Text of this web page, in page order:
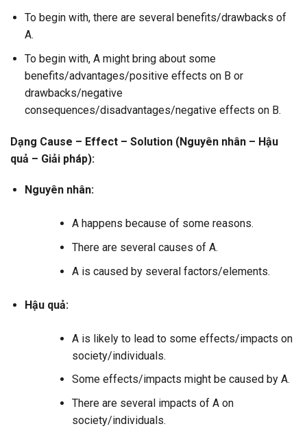
To begin with, there are several benefits/drawbacks of
A.
To begin with, A might bring about some
benefits/advantages/positive effects on B or
drawbacks/negative
consequences/disadvantages/negative effects on B.
Dạng Cause – Effect – Solution (Nguyên nhân – Hậu
quả – Giải pháp):
Nguyên nhân:
A happens because of some reasons.
There are several causes of A.
A is caused by several factors/elements.
Hậu quả:
A is likely to lead to some effects/impacts on
society/individuals.
Some effects/impacts might be caused by A.
There are several impacts of A on
society/individuals.